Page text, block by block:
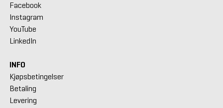
Facebook
Instagram
YouTube
LinkedIn
INFO
Kjøpsbetingelser
Betaling
Levering